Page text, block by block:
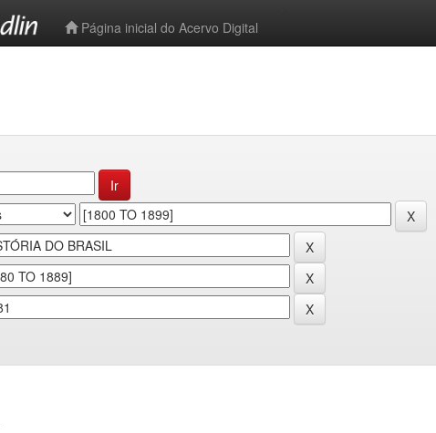
Página inicial do Acervo Digital